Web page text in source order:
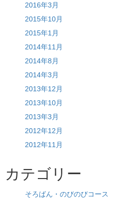
2016年3月
2015年10月
2015年1月
2014年11月
2014年8月
2014年3月
2013年12月
2013年10月
2013年3月
2012年12月
2012年11月
カテゴリー
そろばん・のびのびコース